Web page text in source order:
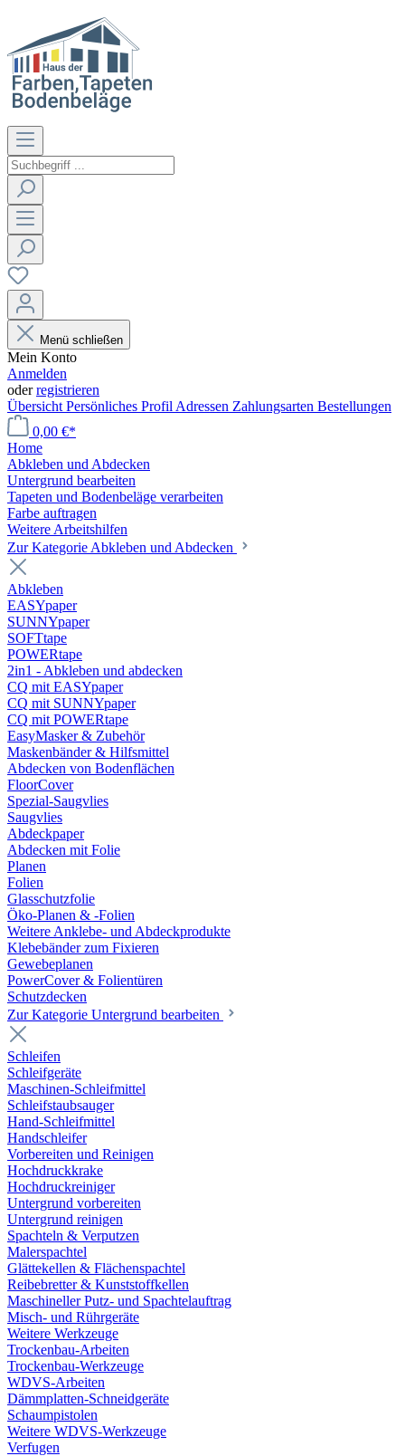
Menü schließen
Mein Konto
Anmelden
oderregistrieren
Übersicht Persönliches Profil Adressen Zahlungsarten Bestellungen
0,00 €*
Home
Abkleben und Abdecken
Untergrund bearbeiten
Tapeten und Bodenbeläge verarbeiten
Farbe auftragen
Weitere Arbeitshilfen
Zur Kategorie Abkleben und Abdecken
Abkleben
EASYpaper
SUNNYpaper
SOFTtape
POWERtape
2in1 - Abkleben und abdecken
CQ mit EASYpaper
CQ mit SUNNYpaper
CQ mit POWERtape
EasyMasker & Zubehör
Maskenbänder & Hilfsmittel
Abdecken von Bodenflächen
FloorCover
Spezial-Saugvlies
Saugvlies
Abdeckpaper
Abdecken mit Folie
Planen
Folien
Glasschutzfolie
Öko-Planen & -Folien
Weitere Anklebe- und Abdeckprodukte
Klebebänder zum Fixieren
Gewebeplanen
PowerCover & Folientüren
Schutzdecken
Zur Kategorie Untergrund bearbeiten
Schleifen
Schleifgeräte
Maschinen-Schleifmittel
Schleifstaubsauger
Hand-Schleifmittel
Handschleifer
Vorbereiten und Reinigen
Hochdruckkrake
Hochdruckreiniger
Untergrund vorbereiten
Untergrund reinigen
Spachteln & Verputzen
Malerspachtel
Glättekellen & Flächenspachtel
Reibebretter & Kunststoffkellen
Maschineller Putz- und Spachtelauftrag
Misch- und Rührgeräte
Weitere Werkzeuge
Trockenbau-Arbeiten
Trockenbau-Werkzeuge
WDVS-Arbeiten
Dämmplatten-Schneidgeräte
Schaumpistolen
Weitere WDVS-Werkzeuge
Verfugen